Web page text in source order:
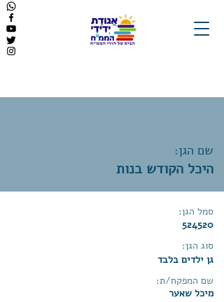
שם הגן:
היכל הקודש בנות
524520
סמל הגן:
גן ילדים בלבד
סוג הגן:
מיכל שאער
שם המפקח/ת: